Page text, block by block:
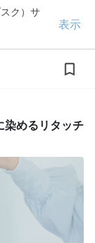
ク）サ
表示
染めるリタッチ